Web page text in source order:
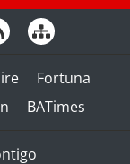
Fortuna
BATimes